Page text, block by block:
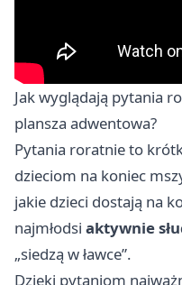
Jak wyglądają pytania
plansza adwentowa?
Pytania roratnie to
dzieciom na koniec
jakie dzieci dostają na
najmłodsi aktywnie
„siedzą w ławce”.
Dzięki pytaniom